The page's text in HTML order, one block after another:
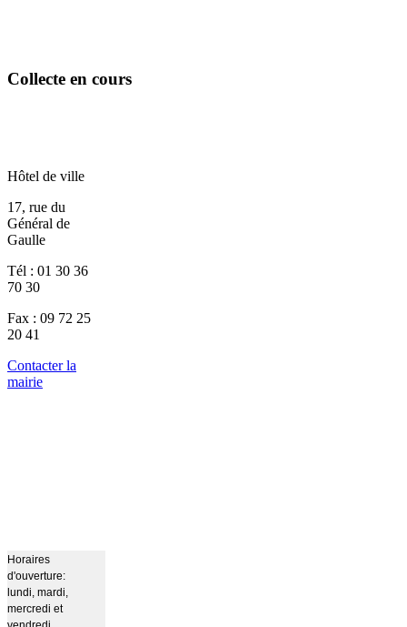
Collecte en cours
Hôtel de ville
17, rue du
Général de
Gaulle
Tél : 01 30 36
70 30
Fax : 09 72 25
20 41
Contacter la
mairie
Horaires
d'ouverture:
lundi, mardi,
mercredi et